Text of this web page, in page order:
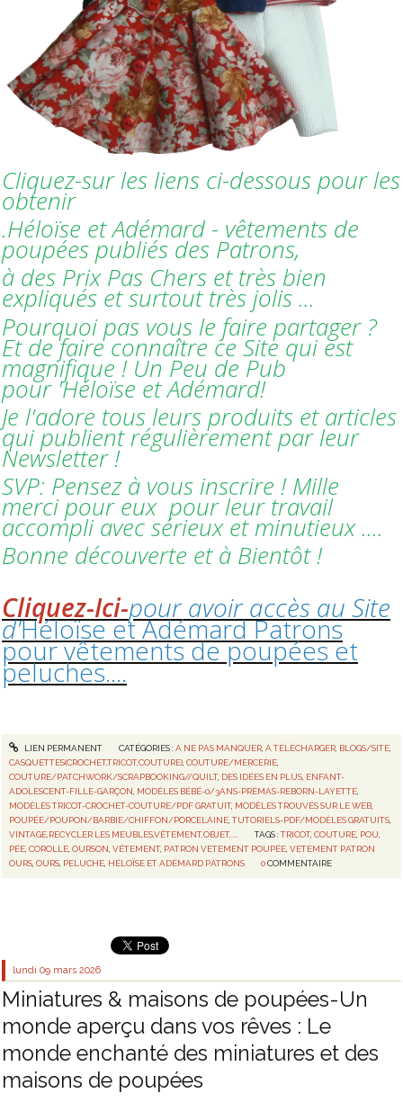
Cliquez-sur les liens ci-dessous pour les
obtenir
.Héloïse et Adémard - vêtements de
poupées publiés des Patrons,
à des Prix Pas Chers et très bien
expliqués et surtout très jolis ...
Pourquoi pas vous le faire partager ?
Et de faire connaître ce Site qui est
magnifique ! Un Peu de Pub
pour 'Héloïse et Adémard!
Je l'adore tous leurs produits et articles
qui publient régulièrement par leur
Newsletter !
SVP: Pensez à vous inscrire ! Mille
merci pour eux pour leur travail
accompli avec sérieux et minutieux ....
Bonne découverte et à Bientôt !
Cliquez-Ici-pour avoir accès au Site
d'Héloïse et Adémard Patrons
pour vêtements de poupées et
peluches....
LIEN PERMANENT CATÉGORIES :A NE PAS MANQUER, A TÉLÉCHARGER, BLOGS/SITE,
CASQUETTES(CROCHET,TRICOT,COUTURE) ,COUTURE/MERCERIE
COUTURE/PATCHWORK/SCRAPBOOKING//QUILT, DES IDÉES EN PLUS ENFANT-
ADOLESCENT-FILLE-GARÇON MODÈLES BÉBÉ-0/3ANS-PRÉMAS-REBORN-LAYETTE
MODÈLES TRICOT-CROCHET-COUTURE/PDF GRATUIT, MODÈLES TROUVÉS SUR LE WEB
POUPÉE/POUPON/BARBIE/CHIFFON/PORCELAINE ,TUTORIELS-PDF/MODÈLES GRATUITS
VINTAGE,RECYCLER LES MEUBLES,VÊTEMENT,OBJET,....
TAGS :TRICOT,COUTURE POU
PÉE ,COROLLE ,OURSON ,VÊTEMENT, PATRON VETEMENT POUPÉE ,VETEMENT PATRON
OURS ,OURS PELUCHE HÉLOÏSE ET ADÉMARD PATRONS 0 COMMENTAIRE
lundi 09 mars 2026
Miniatures & maisons de poupées-Un
monde aperçu dans vos rêves : Le
monde enchanté des miniatures et des
maisons de poupées